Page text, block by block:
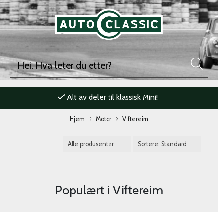
Alt av deler til klassisk Mini!
Hjem Motor Viftereim
Populært i Viftereim